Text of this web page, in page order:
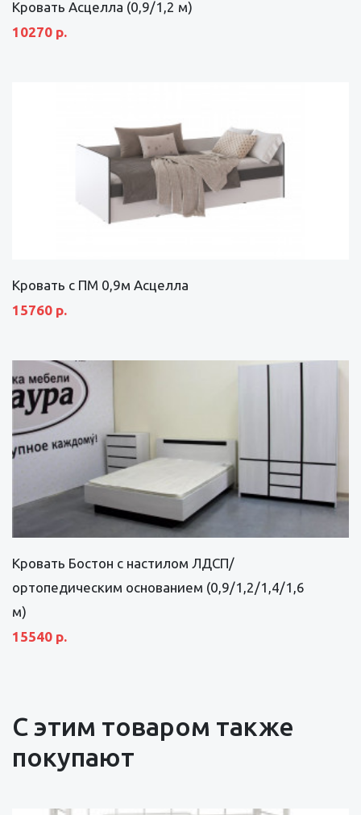
Кровать Асцелла (0,9/1,2 м)
10270 р.
Кровать с ПМ 0,9м Асцелла
15760 р.
Кровать Бостон с настилом ЛДСП/
ортопедическим основанием (0,9/1,2/1,4/1,6
м)
15540 р.
С этим товаром также
покупают